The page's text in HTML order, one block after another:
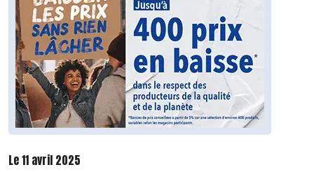
Le 11 avril 2025